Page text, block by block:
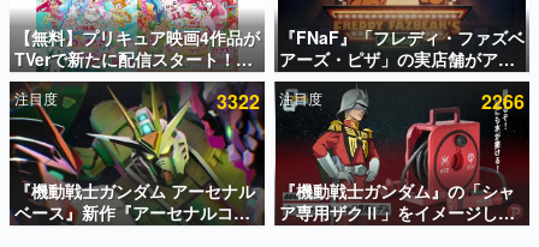
アプリセール情報
インタビュー
連載・特集一覧
殿堂入り記事
SNS拡散数が数千以上！ ページビュー数万以上！ などな
ど。多くの人々に読まれた、電ファミ渾身の“殿堂入り”記
事をまとめました。
【無料】プリキュア映画4作品が
TVerで新たに配信スタート！な
んと2018年～2024年の映画ほぼ
すべてが見放題に、ぶっちゃけ
ありえないラインナップ
『FNaF』「フレディ・ファズベ
アーズ・ピザ」の実店舗がアメ
リカの商業施設「American
Dream」に2027年オープン！
ScottGamesとの共同開発、食
事だけでなくステージショーや
没入型のホラー体験も楽しめる
注目度 3322
『機動戦士ガンダム アーセナル
ベース』新作『アーセナルコマ
ンダー』発表！8月28日からオ
注目度 2266
『機動戦士ガンダム』の「シャ
ア専用ザクⅡ」をイメージした
散水ホースリールが予約開始。